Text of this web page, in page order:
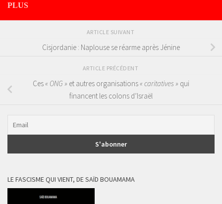
PLUS
ARTICLE SUIVANT
Cisjordanie : Naplouse se réarme après Jénine
ARTICLE PRÉCÉDENT
Ces« ONG » et autres organisations« caritatives » qui
financent les colons d’Israël
LE FASCISME QUI VIENT, DE SAÏD BOUAMAMA